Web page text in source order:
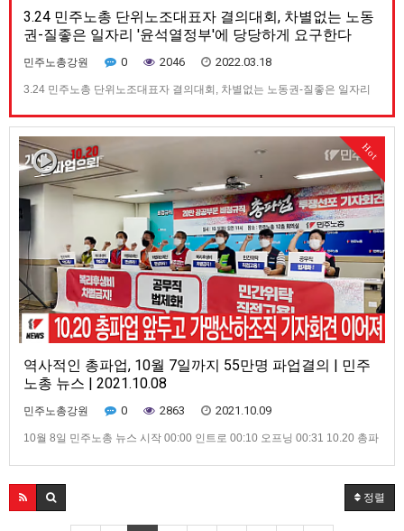
3.24 민주노총 단위노조대표자 결의대회, 차별없는 노동
권-질좋은 일자리 '윤석열정부'에 당당하게 요구한다
민주노총강원 0 2046 2022.03.18
3.24 민주노총 단위노조대표자 결의대회, 차별없는 노동권-질좋은 일자리
Hot
역사적인 총파업, 10월 7일까지 55만명 파업결의 | 민주
노총 뉴스 | 2021.10.08
민주노총강원 0 2863 2021.10.09
10월 8일 민주노총 뉴스 시작 00:00 인트로 00:10 오프닝 00:31 10.20 총파
회 열려 07:21 클로징 : “스타벅스파트너는 일회용소모품이 아닙니다”
정렬